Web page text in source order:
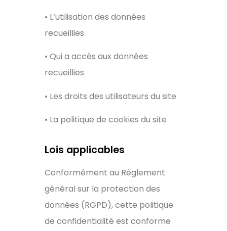
• L’utilisation des données
recueillies
• Qui a accès aux données
recueillies
• Les droits des utilisateurs du site
• La politique de cookies du site
Lois applicables
Conformément au Règlement
général sur la protection des
données (RGPD), cette politique
de confidentialité est conforme